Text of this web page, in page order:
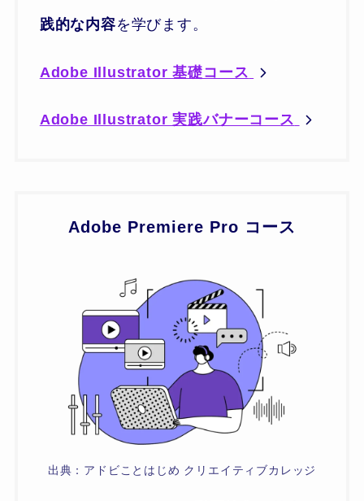
践的な内容を学びます。
Adobe Illustrator 基礎コース
Adobe Illustrator 実践バナーコース
Adobe Premiere Pro コース
出典：アドビことはじめ クリエイティブカレッジ